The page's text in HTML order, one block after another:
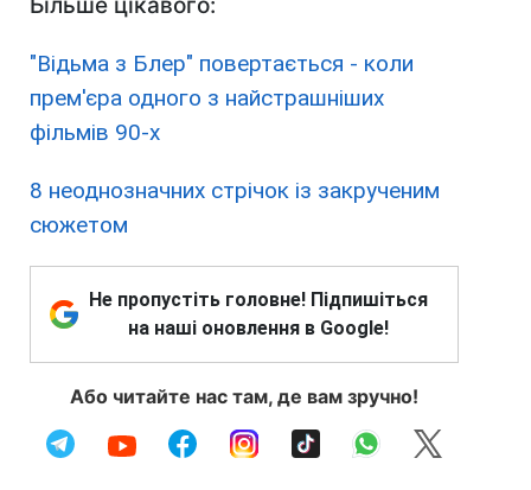
"Відьма з Блер" повертається - коли
прем'єра одного з найстрашніших
фільмів 90-х
8 неоднозначних стрічок із закрученим
сюжетом
Не пропустіть головне! Підпишіться
на наші оновлення в Google!
Або читайте нас там, де вам зручно!